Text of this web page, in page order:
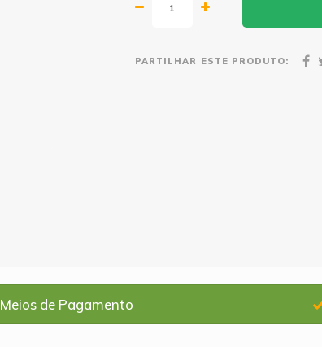
PARTILHAR ESTE PRODUTO:
Meios de Pagamento